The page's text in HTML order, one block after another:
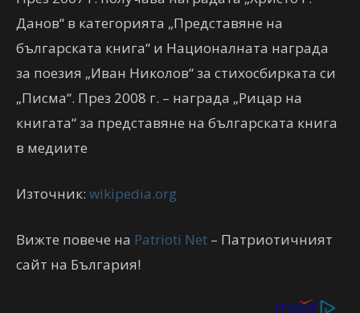
Данов“ в категорията „Представяне на
българската книга“ и Националната награда
за поезия „Иван Николов“ за стихосбирката си
„Писма“. През 2008 г. – награда „Рицар на
книгата“ за представяне на българската книга
в медиите
Източник: wikipedia.org
Вижте повече на Patrioti Net – Патриотичният
сайт на България!